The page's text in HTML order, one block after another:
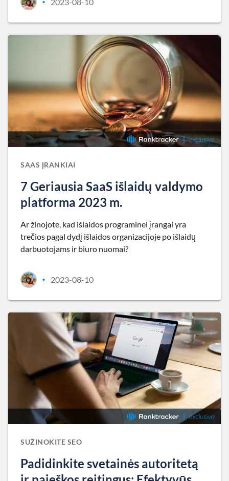
•
SAAS ĮRANKIAI
7 Geriausia SaaS išlaidų valdymo
platforma 2023 m.
Ar žinojote, kad išlaidos programinei įrangai yra
trečios pagal dydį išlaidos organizacijoje po išlaidų
darbuotojams ir biuro nuomai?
• 2023-08-10
SUŽINOKITE SEO
Padidinkite svetainės autoritetą